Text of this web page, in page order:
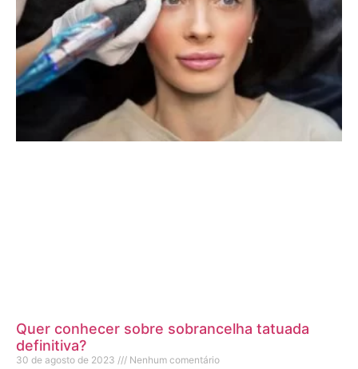
Quer conhecer sobre sobrancelha tatuada
definitiva?
30 de agosto de 2023 Nenhum comentário